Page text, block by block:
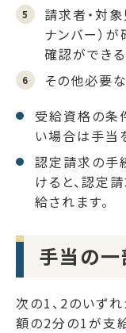
請求者・対
ナンバー）
確認ができ
その他必要
受給資格の条
い場合は手当
認定請求の手
けると、認定
給されます。
手当の
次の1、2のいず
額の2分の1が支